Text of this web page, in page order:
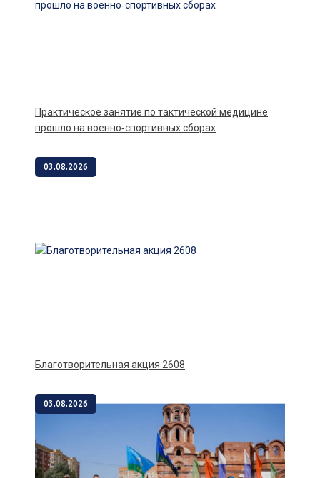
Практическое занятие по тактической медицине
прошло на военно‑спортивных сборах
03.08.2026
Благотворительная акция 2608
03.08.2026